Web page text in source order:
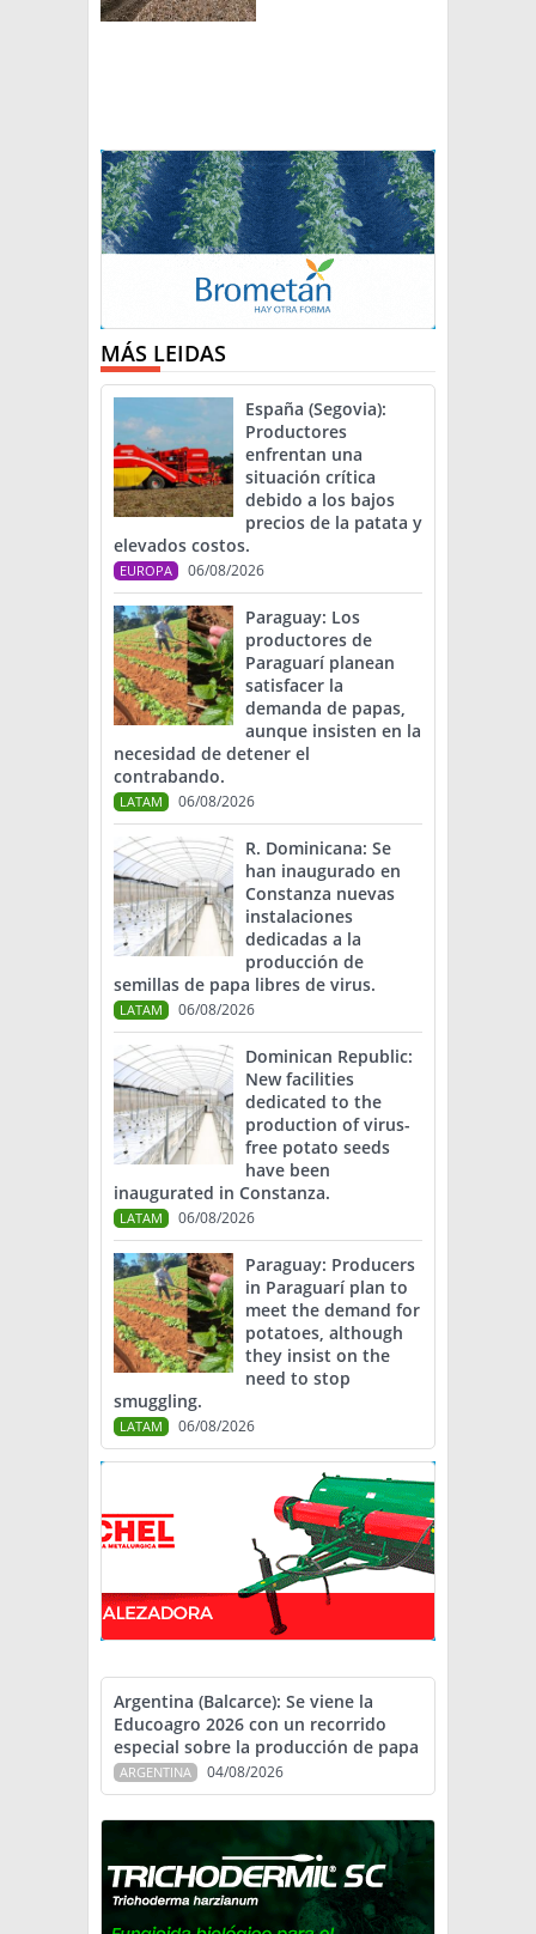
MÁS LEIDAS
España (Segovia):
Productores
enfrentan una
situación crítica
debido a los bajos
precios de la patata y
elevados costos.
EUROPA 06/08/2026
Paraguay: Los
productores de
Paraguarí planean
satisfacer la
demanda de papas,
aunque insisten en la
necesidad de detener el
contrabando.
LATAM 06/08/2026
R. Dominicana: Se
han inaugurado en
Constanza nuevas
instalaciones
dedicadas a la
producción de
semillas de papa libres de virus.
LATAM 06/08/2026
Dominican Republic:
New facilities
dedicated to the
production of virus-
free potato seeds
have been
inaugurated in Constanza.
LATAM 06/08/2026
Paraguay: Producers
in Paraguarí plan to
meet the demand for
potatoes, although
they insist on the
need to stop
smuggling.
LATAM 06/08/2026
Argentina (Balcarce): Se viene la
Educoagro 2026 con un recorrido
especial sobre la producción de papa
ARGENTINA 04/08/2026